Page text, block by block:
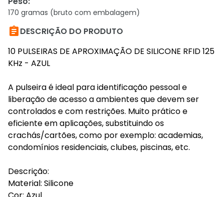
170 gramas (bruto com embalagem)
DESCRIÇÃO DO PRODUTO
10 PULSEIRAS DE APROXIMAÇÃO DE SILICONE RFID 125
KHz - AZUL
A pulseira é ideal para identificação pessoal e
liberação de acesso a ambientes que devem ser
controlados e com restrições. Muito prático e
eficiente em aplicações, substituindo os
crachás/cartões, como por exemplo: academias,
condomínios residenciais, clubes, piscinas, etc.
Descrição:
Material: Silicone